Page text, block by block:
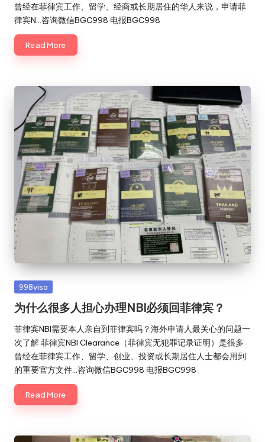
曾经在菲律宾工作、留学、经商或长期居住的华人来说，申请菲
律宾N…咨询微信BGC998 电报BGC998
Read More
Posted
in
998visa
为什么很多人担心办理NBI必须回菲律宾？
菲律宾NBI需要本人亲自到菲律宾吗？海外申请人最关心的问题一
次了解 菲律宾NBI Clearance（菲律宾无犯罪记录证明）是很多
曾经在菲律宾工作、留学、创业、投资或长期居住人士都会用到
的重要官方文件…咨询微信BGC998 电报BGC998
Read More